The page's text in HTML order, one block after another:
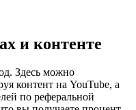
и контенте
Здесь можно
контент на YouTube, а
по реферальной